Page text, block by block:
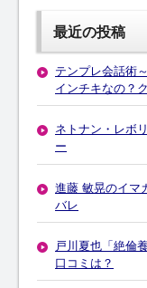
最近の投稿
テンプレ会話術
インチキなの？
ネトナン・レボ
ー
進藤 敏晃のイマ
バレ
戸川夏也「絶倫
口コミは？